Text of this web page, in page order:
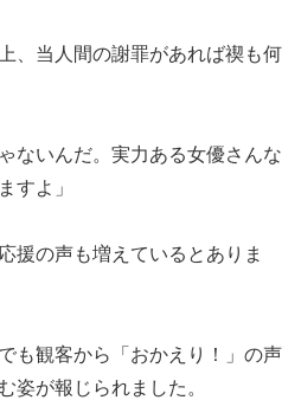
、当人間の謝罪があれば禊も何
ないんだ。実力ある女優さんな
すよ」
援の声も増えているとありま
も観客から「おかえり！」の声
姿が報じられました。